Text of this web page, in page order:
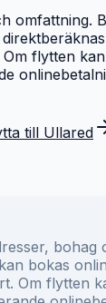
omfattning.
flytten
till Ullared
bohag
bokas
Om flytten